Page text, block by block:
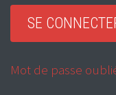
Mot de passe